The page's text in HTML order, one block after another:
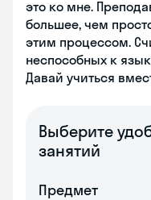
это ко мне.
большее, чем
этим процессом.
неспособных к
Давай учиться
Выберите
занятий
Предмет